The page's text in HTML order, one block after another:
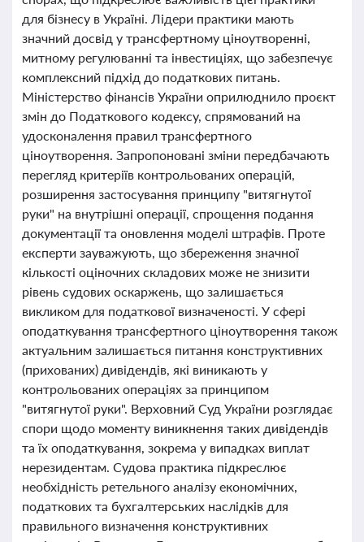
для бізнесу в Україні. Лідери практики мають
значний досвід у трансфертному ціноутворенні,
митному регулюванні та інвестиціях, що забезпечує
комплексний підхід до податкових питань.
Міністерство фінансів України оприлюднило проєкт
змін до Податкового кодексу, спрямований на
удосконалення правил трансфертного
ціноутворення. Запропоновані зміни передбачають
перегляд критеріїв контрольованих операцій,
розширення застосування принципу "витягнутої
руки" на внутрішні операції, спрощення подання
документації та оновлення моделі штрафів. Проте
експерти зауважують, що збереження значної
кількості оціночних складових може не знизити
рівень судових оскаржень, що залишається
викликом для податкової визначеності. У сфері
оподаткування трансфертного ціноутворення також
актуальним залишається питання конструктивних
(прихованих) дивідендів, які виникають у
контрольованих операціях за принципом
"витягнутої руки". Верховний Суд України розглядає
спори щодо моменту виникнення таких дивідендів
та їх оподаткування, зокрема у випадках виплат
нерезидентам. Судова практика підкреслює
необхідність ретельного аналізу економічних,
податкових та бухгалтерських наслідків для
правильного визначення конструктивних